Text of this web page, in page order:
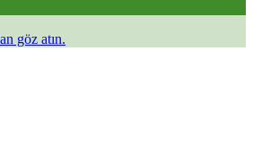
göz atın.